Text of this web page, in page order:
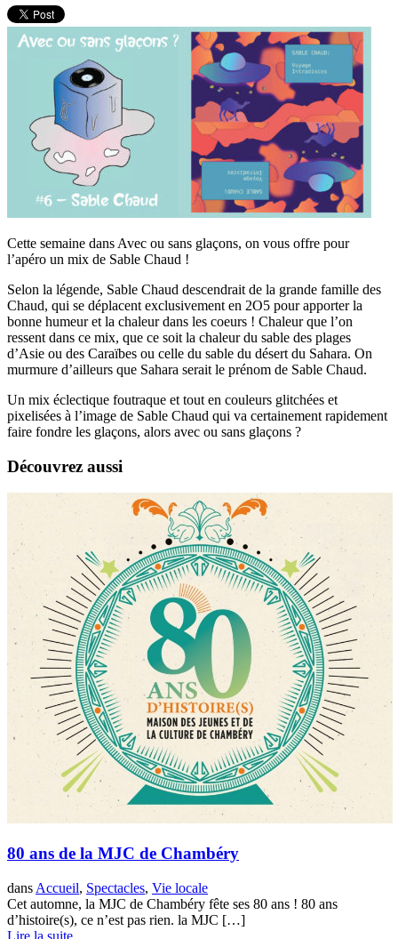
Cette semaine dans Avec ou sans glaçons, on vous offre pour
l’apéro un mix de Sable Chaud !
Selon la légende, Sable Chaud descendrait de la grande famille des
Chaud, qui se déplacent exclusivement en 2O5 pour apporter la
bonne humeur et la chaleur dans les coeurs ! Chaleur que l’on
ressent dans ce mix, que ce soit la chaleur du sable des plages
d’Asie ou des Caraïbes ou celle du sable du désert du Sahara. On
murmure d’ailleurs que Sahara serait le prénom de Sable Chaud.
Un mix éclectique foutraque et tout en couleurs glitchées et
pixelisées à l’image de Sable Chaud qui va certainement rapidement
faire fondre les glaçons, alors avec ou sans glaçons ?
Découvrez aussi
80 ans de la MJC de Chambéry
dans Accueil, Spectacles, Vie locale
Cet automne, la MJC de Chambéry fête ses 80 ans ! 80 ans
d’histoire(s), ce n’est pas rien. la MJC […]
Lire la suite